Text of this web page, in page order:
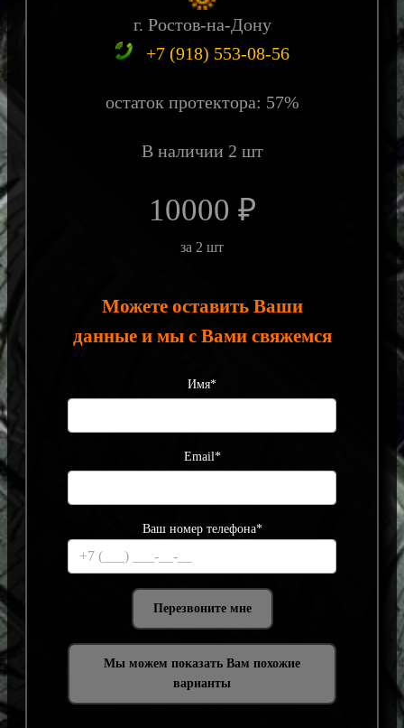
г. Ростов-на-Дону
+7 (918) 553-08-56
остаток протектора: 57%
В наличии 2 шт
10000 ₽
за 2 шт
Можете оставить Ваши
данные и мы с Вами свяжемся
Имя*
Email*
Ваш номер телефона*
Мы можем показать Вам похожие
варианты